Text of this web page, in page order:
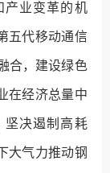
产业变革的机
五代移动通信
合，建设绿色
在经济总量中
坚决遏制高耗
大气力推动钢